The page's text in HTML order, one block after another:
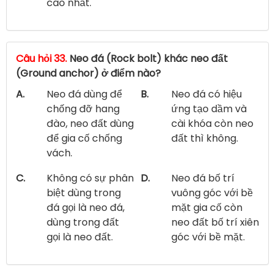
Câu hỏi 33. Neo đá (Rock bolt) khác neo đất
(Ground anchor) ở điểm nào?
A.
Neo đá dùng để
chống đỡ hang
đào, neo đất dùng
để gia cố chống
vách.
B.
Neo đá có hiệu
ứng tạo dầm và
cài khóa còn neo
đất thì không.
C.
Không có sự phân
biệt dùng trong
đá gọi là neo đá,
dùng trong đất
gọi là neo đất.
D.
Neo đá bố trí
vuông góc với bề
mặt gia cố còn
neo đất bố trí xiên
góc với bề mặt.